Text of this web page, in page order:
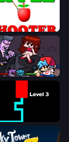
Shooter
Night Funkin'
Maze